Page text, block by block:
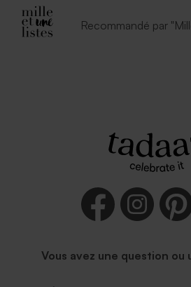
Recommandé par
Vous avez une question ou